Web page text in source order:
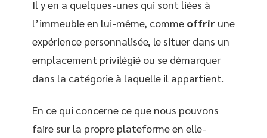
Il y en a quelques-unes qui sont liées à
l’immeuble en lui-même, comme offrir une
expérience personnalisée, le situer dans un
emplacement privilégié ou se démarquer
dans la catégorie à laquelle il appartient.
En ce qui concerne ce que nous pouvons
faire sur la propre plateforme en elle-